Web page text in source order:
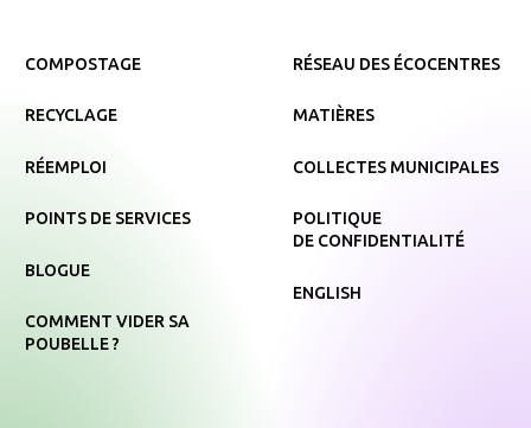
COMPOSTAGE
RECYCLAGE
RÉEMPLOI
POINTS DE SERVICES
BLOGUE
COMMENT VIDER SA
POUBELLE ?
RÉSEAU DES ÉCOCENTRES
MATIÈRES
COLLECTES MUNICIPALES
POLITIQUE
DE CONFIDENTIALITÉ
ENGLISH